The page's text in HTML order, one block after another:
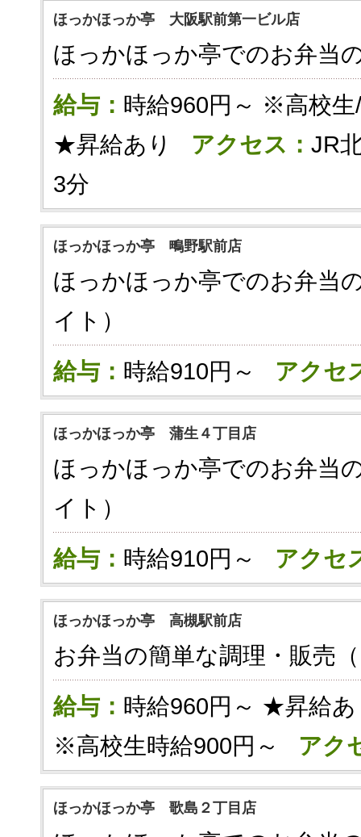
ほっかほっか亭 大阪駅前第一ビル店
ほっかほっか亭でのお弁当
給与： 時給960円～ ※高校生
★昇給あり アクセス： JR
3分
ほっかほっか亭 鴫野駅前店
ほっかほっか亭でのお弁当
イト）
給与： 時給910円～ アクセ
ほっかほっか亭 蒲生４丁目店
ほっかほっか亭でのお弁当
イト）
給与： 時給910円～ アクセ
ほっかほっか亭 高槻駅前店
お弁当の簡単な調理・販売
給与： 時給960円～ ★昇給
※高校生時給900円～ アク
ほっかほっか亭 歌島２丁目店